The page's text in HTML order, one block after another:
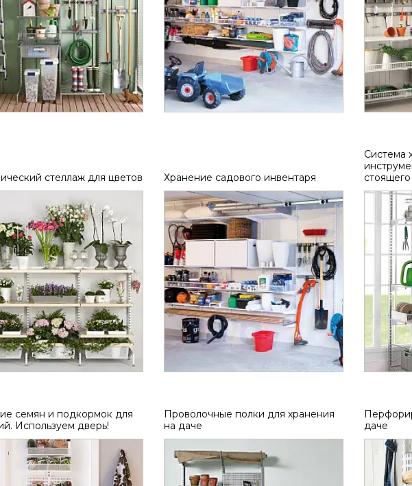
стеллаж для цветов Хранение садового инвентаря
Система
семян и подкормок для
Используем дверь!
Проволочные полки для хранения
на даче
даче